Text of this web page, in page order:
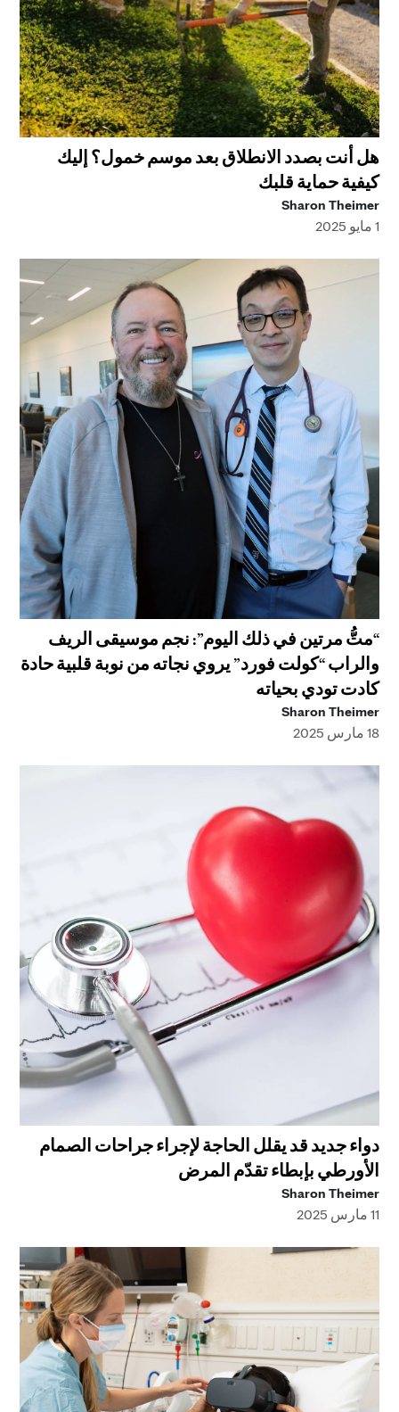
هل أنت بصدد الانطلاق بعد موسم خمول؟ إليك
كيفية حماية قلبك
Sharon Theimer
1 مايو 2025
“متُّ مرتين في ذلك اليوم”: نجم موسيقى الريف
والراب “كولت فورد” يروي نجاته من نوبة قلبية حادة
كادت تودي بحياته
Sharon Theimer
18 مارس 2025
دواء جديد قد يقلل الحاجة لإجراء جراحات الصمام
الأورطي بإبطاء تقدّم المرض
Sharon Theimer
11 مارس 2025